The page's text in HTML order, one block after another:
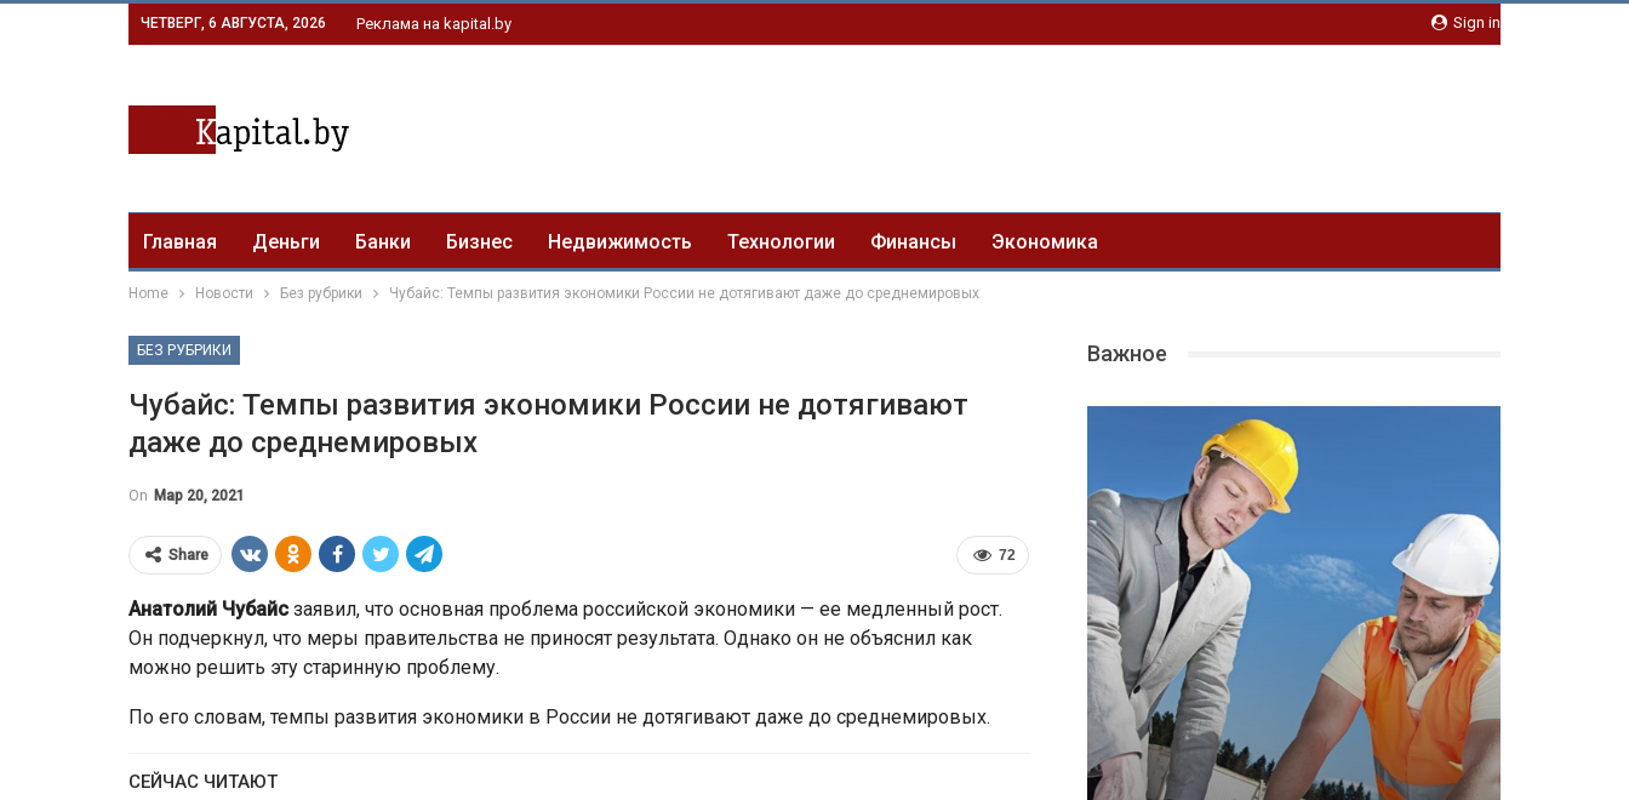
Sign in
ЧЕТВЕРГ, 6 АВГУСТА, 2026 Реклама на kapital.by
Главная Деньги Банки Бизнес Недвижимость Технологии Финансы Экономика
Home Новости Без рубрики Чубайс: Темпы развития экономики России не дотягивают даже до среднемировых
БЕЗ РУБРИКИ
Чубайс: Темпы развития экономики России не дотягивают
даже до среднемировых
On Мар 20, 2021
72
Share
Анатолий Чубайс заявил, что основная проблема российской экономики — ее медленный рост.
Он подчеркнул, что меры правительства не приносят результата. Однако он не объяснил как
можно решить эту старинную проблему.
По его словам, темпы развития экономики в России не дотягивают даже до среднемировых.
СЕЙЧАС ЧИТАЮТ
Важное